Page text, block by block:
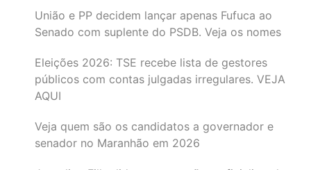
União e PP decidem lançar apenas Fufuca ao
Senado com suplente do PSDB. Veja os nomes
Eleições 2026: TSE recebe lista de gestores
públicos com contas julgadas irregulares. VEJA
AQUI
Veja quem são os candidatos a governador e
senador no Maranhão em 2026